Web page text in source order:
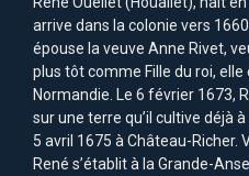
arrive dans la colonie vers
épouse la veuve Anne Rivet,
plus tôt comme Fille du roi,
Normandie. Le 6 février 1673,
sur une terre qu’il cultive déjà à
5 avril 1675 à Château-Richer.
René s’établit à la Grande-